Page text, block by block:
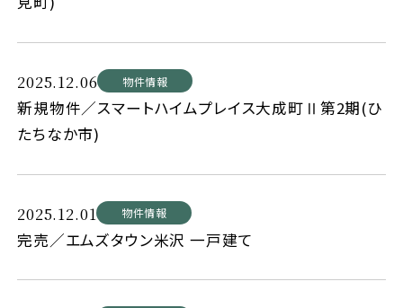
2025.12.06 物件情報
新規物件／スマートハイムプレイス大成町Ⅱ第2期(ひ
たちなか市)
2025.12.01 物件情報
完売／エムズタウン米沢 一戸建て